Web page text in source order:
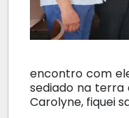
encontro com
sediado na terra
Carolyne, fiquei